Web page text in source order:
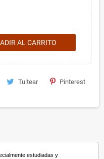
AL CARRITO
Tuitear Pinterest
estudiadas y